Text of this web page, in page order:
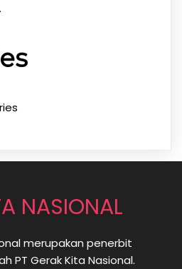
NASIONAL
merupakan penerbit
PT Gerak Kita Nasional.